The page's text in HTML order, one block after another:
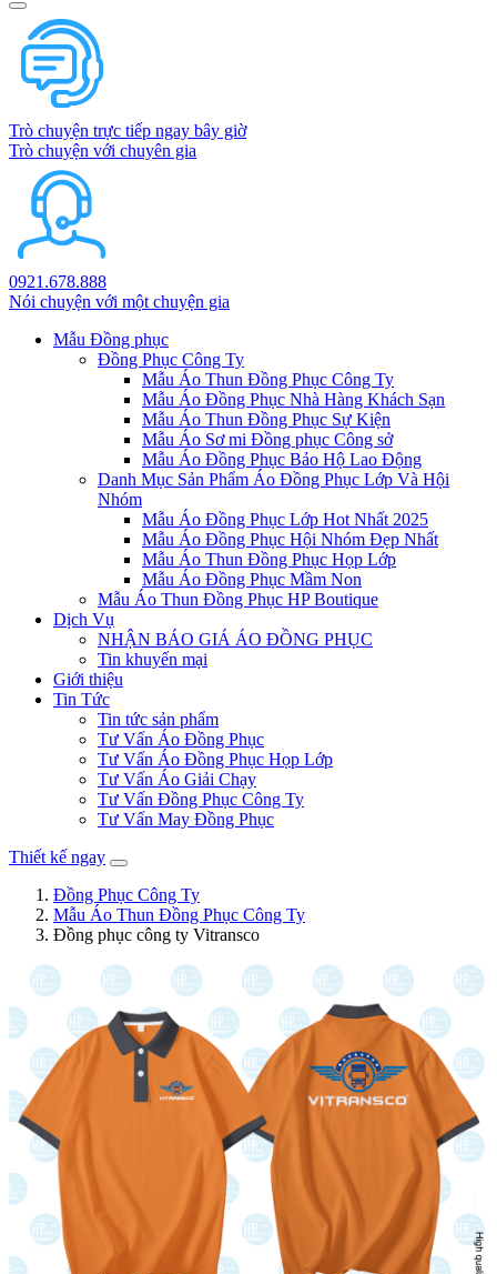
Trò chuyện trực tiếp ngay bây giờ
Trò chuyện với chuyên gia
0921.678.888
Nói chuyện với một chuyện gia
Mẫu Đồng phục
Đồng Phục Công Ty
Mẫu Áo Thun Đồng Phục Công Ty
Mẫu Áo Đồng Phục Nhà Hàng Khách Sạn
Mẫu Áo Thun Đồng Phục Sự Kiện
Mẫu Áo Sơ mi Đồng phục Công sở
Mẫu Áo Đồng Phục Bảo Hộ Lao Động
Danh Mục Sản Phẩm Áo Đồng Phục Lớp Và Hội
Nhóm
Mẫu Áo Đồng Phục Lớp Hot Nhất 2025
Mẫu Áo Đồng Phục Hội Nhóm Đẹp Nhất
Mẫu Áo Thun Đồng Phục Họp Lớp
Mẫu Áo Đồng Phục Mầm Non
Mẫu Áo Thun Đồng Phục HP Boutique
Dịch Vụ
NHẬN BÁO GIÁ ÁO ĐỒNG PHỤC
Tin khuyến mại
Giới thiệu
Tin Tức
Tin tức sản phẩm
Tư Vấn Áo Đồng Phục
Tư Vấn Áo Đồng Phục Họp Lớp
Tư Vấn Áo Giải Chạy
Tư Vấn Đồng Phục Công Ty
Tư Vấn May Đồng Phục
Thiết kế ngay
Đồng Phục Công Ty
Mẫu Áo Thun Đồng Phục Công Ty
Đồng phục công ty Vitransco